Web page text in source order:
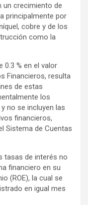
un crecimiento de
principalmente por
cobre y de los
como la
0.3 % en el valor
Financieros, resulta
de estas
los
no se incluyen las
financieros,
Sistema de Cuentas
tasas de interés no
financiero en su
(ROE), la cual se
en igual mes